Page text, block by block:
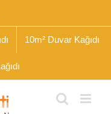
10m² Duvar Kağıdı